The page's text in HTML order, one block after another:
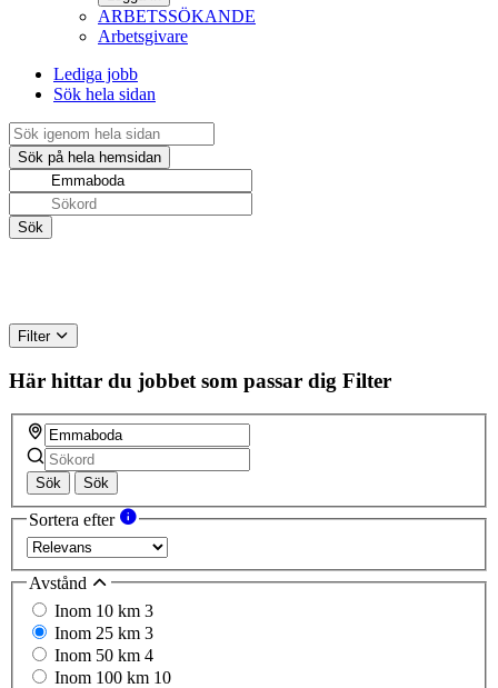
ARBETSSÖKANDE
Arbetsgivare
Lediga jobb
Sök hela sidan
Filter
Här hittar du jobbet som passar dig Filter
Sök Sök
Sortera efter
Avstånd
Inom 10 km 3
Inom 25 km 3
Inom 50 km 4
Inom 100 km 10